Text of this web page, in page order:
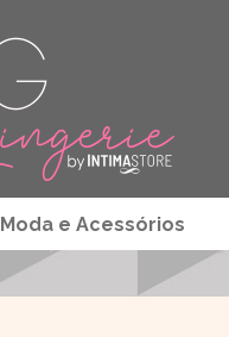
Moda e Acessórios